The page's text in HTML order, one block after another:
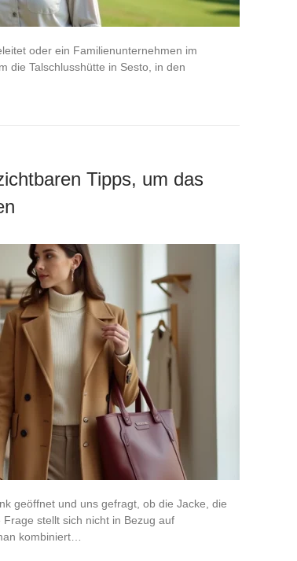
oder ein Familienunternehmen im
die Talschlusshütte in Sesto, in den
Tipps, um das
geöffnet und uns gefragt, ob die Jacke, die
stellt sich nicht in Bezug auf
kombiniert…